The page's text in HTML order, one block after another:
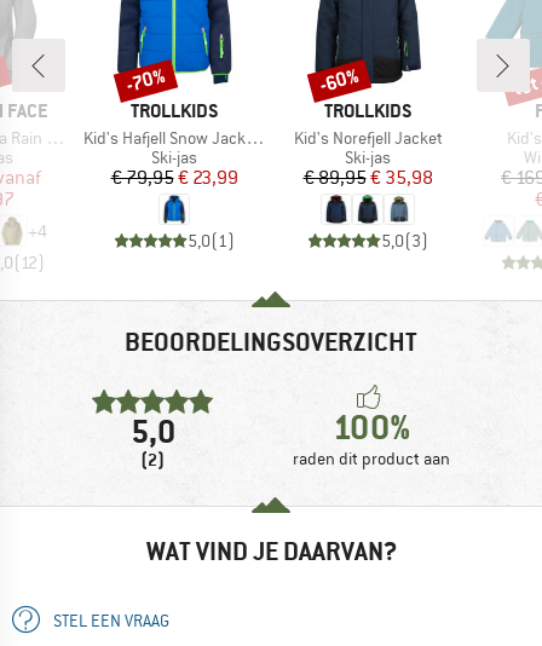
FACE
Jacket
prijs
+4
(12)
MERK
TROLLKIDS
Artikel
Kid's Hafjell Snow Jacket XT
Productgroep
Ski-jas
Prijs
€ 79,95Verlaagde prijs
€ 23,99
5,0(1)
Korting
-70%
MERK
TROLLKIDS
Artikel
Kid's Norefjell Jacket
Productgroep
Ski-jas
Prijs
€ 89,95Verlaagde prijs
€ 35,98
5,0(3)
Korting
-60%
€
BEOORDELINGSOVERZICHT
5,0
(2)
100%
raden dit product aan
WAT VIND JE DAARVAN?
STEL EEN VRAAG